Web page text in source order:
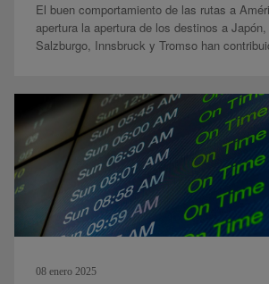
El buen comportamiento de las rutas a
apertura la apertura de los destinos a
Salzburgo, Innsbruck y Tromso han
08 enero 2025